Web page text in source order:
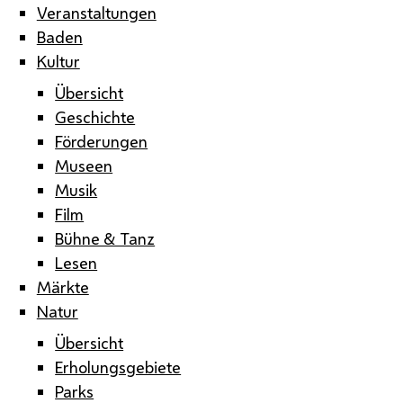
Veranstaltungen
Baden
Kultur
Übersicht
Geschichte
Förderungen
Museen
Musik
Film
Bühne & Tanz
Lesen
Märkte
Natur
Übersicht
Erholungsgebiete
Parks